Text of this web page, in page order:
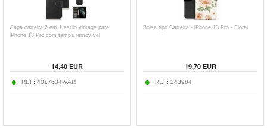
Capa carteira 2 em 1 estilo vintage para
iPhone 13 Pro com tampa removível
14,40EUR
REF: 4017634-VAR
Bolsa tipo Carteira - iPhone 13 Pro - Floral
19,70EUR
REF: 243984